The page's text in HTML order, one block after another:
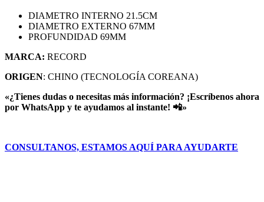
DIAMETRO INTERNO 21.5CM
DIAMETRO EXTERNO 67MM
PROFUNDIDAD 69MM
MARCA: RECORD
ORIGEN: CHINO (TECNOLOGÍA COREANA)
«¿Tienes dudas o necesitas más información? ¡Escríbenos ahora
por WhatsApp y te ayudamos al instante! 📲»
CONSULTANOS, ESTAMOS AQUÍ PARA AYUDARTE